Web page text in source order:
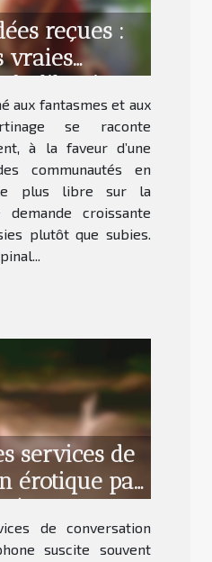
reçues :
vraies
libertinage
aux fantasmes et aux
se raconte
à la faveur d’une
communautés en
plus libre sur la
demande croissante
plutôt que subies.
services de
érotique par
de conversation
suscite souvent